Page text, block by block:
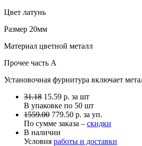
Цвет латунь
Размер 20мм
Материал цветной металл
Прочее часть A
Установочная фурнитура включает
31.18 15.59 р. за шт
В упаковке по 50 шт
1559.00 779.50 р. за уп.
По сумме заказа – скидки
В наличии
Условия работы и доставки